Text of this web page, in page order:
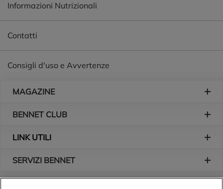
Informazioni Nutrizionali
Contatti
Consigli d'uso e Avvertenze
MAGAZINE
BENNET CLUB
LINK UTILI
SERVIZI BENNET